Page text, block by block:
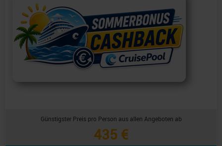
Günstigster Preis pro Person aus allen Angeboten ab
435 €